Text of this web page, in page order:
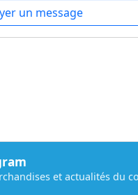
un message
et actualités du